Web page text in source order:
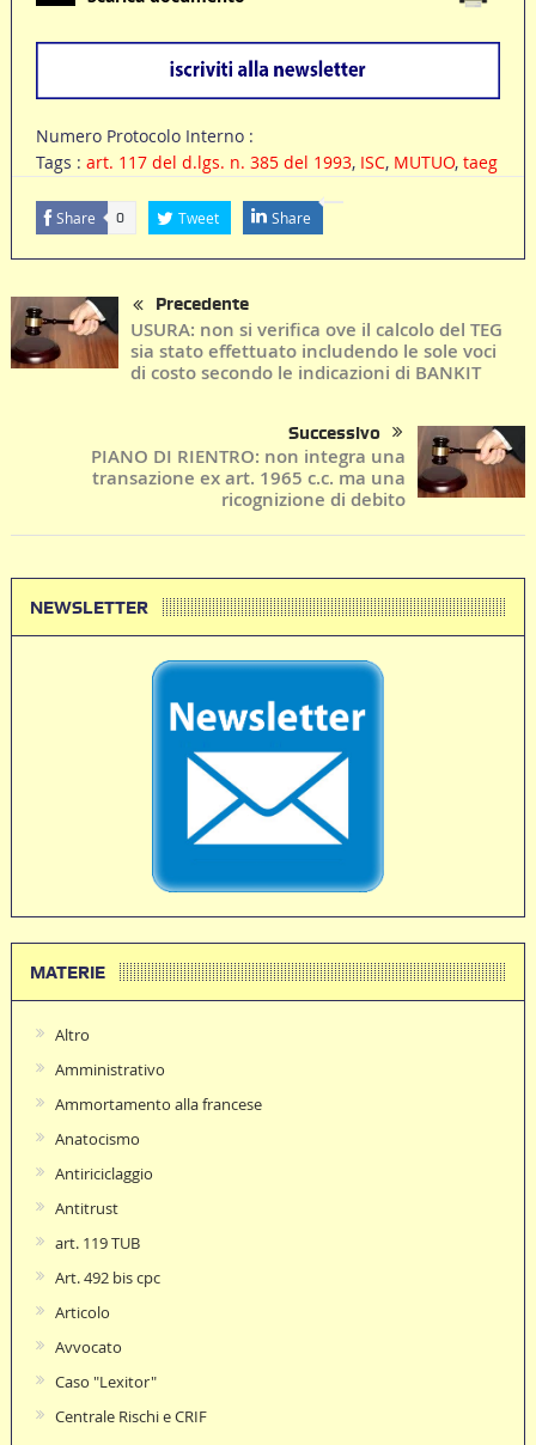
Numero Protocolo Interno :
Tags : art. 117 del d.lgs. n. 385 del 1993, ISC, MUTUO, taeg
Share 0 Tweet Share
Precedente
USURA: non si verifica ove il calcolo del TEG
sia stato effettuato includendo le sole voci
di costo secondo le indicazioni di BANKIT
Successivo
PIANO DI RIENTRO: non integra una
transazione ex art. 1965 c.c. ma una
ricognizione di debito
NEWSLETTER
MATERIE
Altro
Amministrativo
Ammortamento alla francese
Anatocismo
Antiriciclaggio
Antitrust
art. 119 TUB
Art. 492 bis cpc
Articolo
Avvocato
Caso "Lexitor"
Centrale Rischi e CRIF